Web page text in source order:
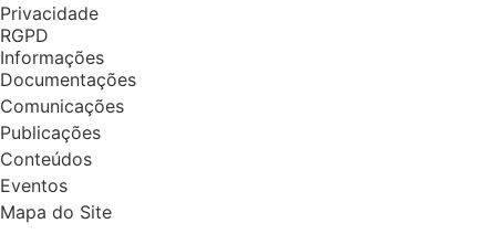
Privacidade
RGPD
Informações
Documentações
Comunicações
Publicações
Conteúdos
Eventos
Mapa do Site